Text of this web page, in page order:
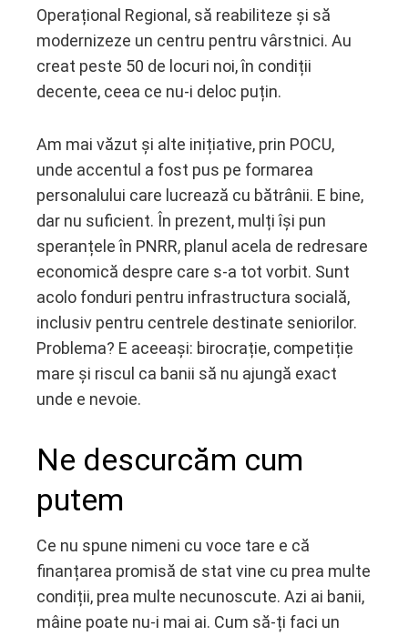
Operațional Regional, să reabiliteze și să
modernizeze un centru pentru vârstnici. Au
creat peste 50 de locuri noi, în condiții
decente, ceea ce nu-i deloc puțin.
Am mai văzut și alte inițiative, prin POCU,
unde accentul a fost pus pe formarea
personalului care lucrează cu bătrânii. E bine,
dar nu suficient. În prezent, mulți își pun
speranțele în PNRR, planul acela de redresare
economică despre care s-a tot vorbit. Sunt
acolo fonduri pentru infrastructura socială,
inclusiv pentru centrele destinate seniorilor.
Problema? E aceeași: birocrație, competiție
mare și riscul ca banii să nu ajungă exact
unde e nevoie.
Ne descurcăm cum
putem
Ce nu spune nimeni cu voce tare e că
finanțarea promisă de stat vine cu prea multe
condiții, prea multe necunoscute. Azi ai banii,
mâine poate nu-i mai ai. Cum să-ți faci un